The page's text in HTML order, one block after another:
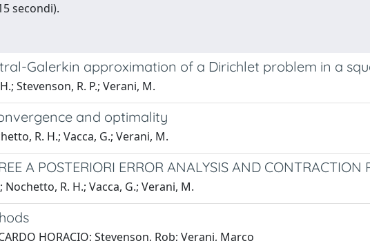
secondi).
Galerkin approximation of a Dirichlet problem in a
Stevenson, R. P.; Verani, M.
and optimality
R. H.; Vacca, G.; Verani, M.
A POSTERIORI ERROR ANALYSIS AND CONTRACTION
R. H.; Vacca, G.; Verani, M.
HORACIO; Stevenson, Rob; Verani, Marco